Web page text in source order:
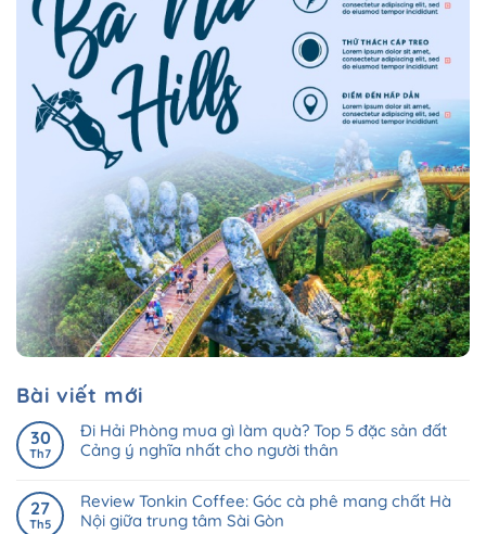
Bài viết mới
30
Th7
Đi Hải Phòng mua gì làm quà? Top 5 đặc sản đất
Cảng ý nghĩa nhất cho người thân
27
Th5
Review Tonkin Coffee: Góc cà phê mang chất Hà
Nội giữa trung tâm Sài Gòn